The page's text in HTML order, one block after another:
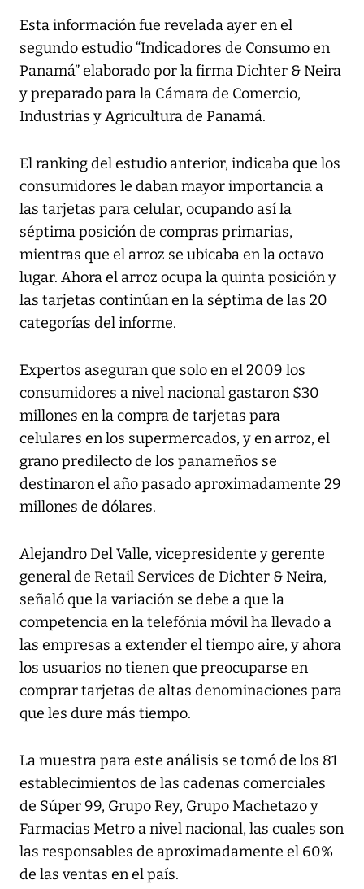
Esta información fue revelada ayer en el
segundo estudio “Indicadores de Consumo en
Panamá” elaborado por la firma Dichter & Neira
y preparado para la Cámara de Comercio,
Industrias y Agricultura de Panamá.
El ranking del estudio anterior, indicaba que los
consumidores le daban mayor importancia a
las tarjetas para celular, ocupando así la
séptima posición de compras primarias,
mientras que el arroz se ubicaba en la octavo
lugar. Ahora el arroz ocupa la quinta posición y
las tarjetas continúan en la séptima de las 20
categorías del informe.
Expertos aseguran que solo en el 2009 los
consumidores a nivel nacional gastaron $30
millones en la compra de tarjetas para
celulares en los supermercados, y en arroz, el
grano predilecto de los panameños se
destinaron el año pasado aproximadamente 29
millones de dólares.
Alejandro Del Valle, vicepresidente y gerente
general de Retail Services de Dichter & Neira,
señaló que la variación se debe a que la
competencia en la telefónia móvil ha llevado a
las empresas a extender el tiempo aire, y ahora
los usuarios no tienen que preocuparse en
comprar tarjetas de altas denominaciones para
que les dure más tiempo.
La muestra para este análisis se tomó de los 81
establecimientos de las cadenas comerciales
de Súper 99, Grupo Rey, Grupo Machetazo y
Farmacias Metro a nivel nacional, las cuales son
las responsables de aproximadamente el 60%
de las ventas en el país.